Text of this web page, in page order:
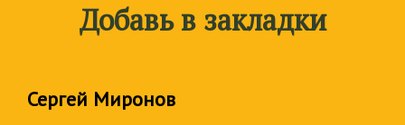
Добавь в закладки
Сергей Миронов